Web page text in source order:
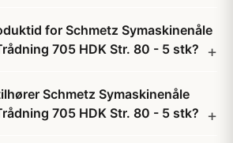
for Schmetz Symaskinenåle
705 HDK Str. 80 - 5 stk?
Schmetz Symaskinenåle
705 HDK Str. 80 - 5 stk?